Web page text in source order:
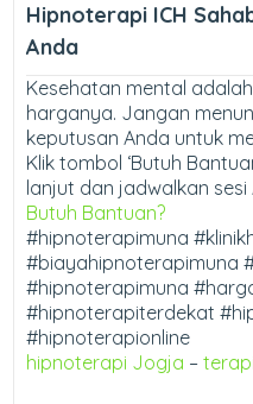
Hipnoterapi ICH
Anda
Kesehatan mental
harganya. Jangan
keputusan Anda untuk
Klik tombol ‘Butuh
lanjut dan jadwalkan sesi
Butuh Bantuan?
#hipnoterapimuna
#biayahipnoterapimuna
#hipnoterapimuna
#hipnoterapiterdekat
#hipnoterapionline
hipnoterapi Jogja –